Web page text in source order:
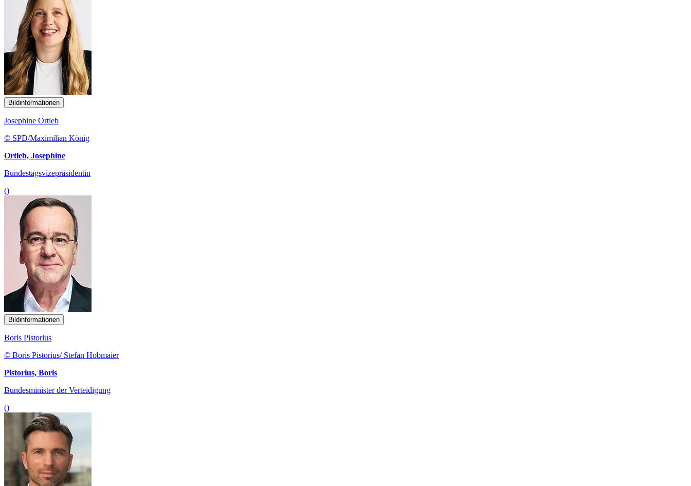
Bildinformationen
Josephine Ortleb
© SPD/Maximilian König
Ortleb, Josephine
Bundestagsvizepräsidentin
()
Bildinformationen
Boris Pistorius
© Boris Pistorius/ Stefan Hobmaier
Pistorius, Boris
Bundesminister der Verteidigung
()